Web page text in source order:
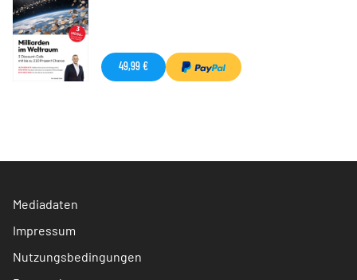
49,99 €
Mediadaten
Impressum
Nutzungsbedingungen